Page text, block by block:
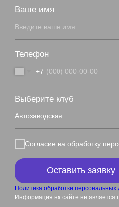
Политика обработки персональных
Информация на сайте не является
Ваше имя
Телефон
+7
Выберите клуб
Согласие на обработку
Оставить заявку